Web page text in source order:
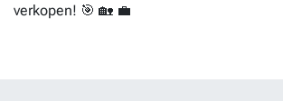
verkopen! 🎯 🏡 💼